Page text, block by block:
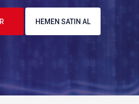
HEMEN SATIN AL